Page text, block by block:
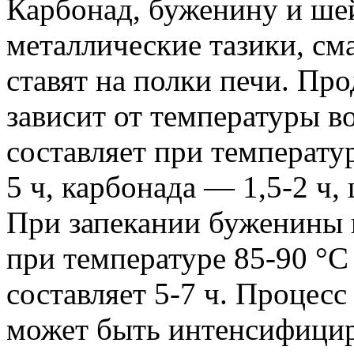
Карбонад, буженину и
металлические тазики,
ставят на полки печи.
зависит от температуры
составляет при
5 ч, карбонада — 1,5-2
При запекании буженины
при температуре 85-90
составляет 5-7 ч.
может быть